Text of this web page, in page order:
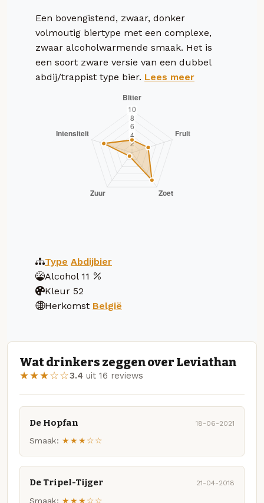
Een bovengistend, zwaar, donker
volmoutig biertype met een complexe,
zwaar alcoholwarmende smaak. Het is
een soort zware versie van een dubbel
abdij/trappist type bier. Lees meer
Type Abdijbier
Alcohol 11
Kleur 52
Herkomst België
Wat drinkers zeggen over Leviathan
★★★☆☆3.4 uit 16 reviews
De Hopfan 18-06-2021
Smaak: ★★★☆☆
De Tripel-Tijger 21-04-2018
Smaak: ★★★☆☆